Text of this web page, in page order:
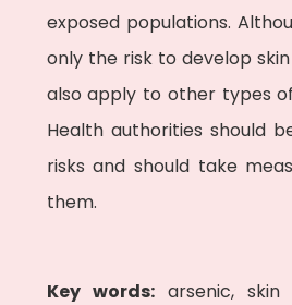
exposed populations.
only the risk to develop
also apply to other types
Health authorities should
risks and should take
them.
Key words: arsenic,